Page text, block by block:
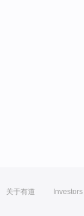
关于有道 Investors